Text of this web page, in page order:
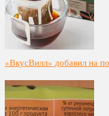
«ВкусВилл» добавил на